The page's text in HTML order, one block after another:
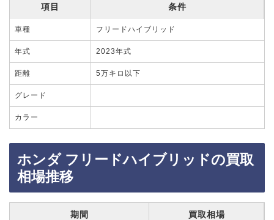
項目 条件
車種 フリードハイブリッド
年式 2023年式
距離 5万キロ以下
グレード
カラー
ホンダ フリードハイブリッドの買取
相場推移
期間 買取相場